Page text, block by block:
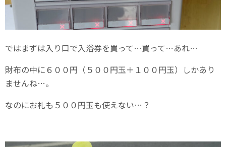
ではまずは入り口で入浴券を買って…買って…あれ…
財布の中に６００円（５００円玉＋１００円玉）しかあり
ませんね…。
なのにお札も５００円玉も使えない…？